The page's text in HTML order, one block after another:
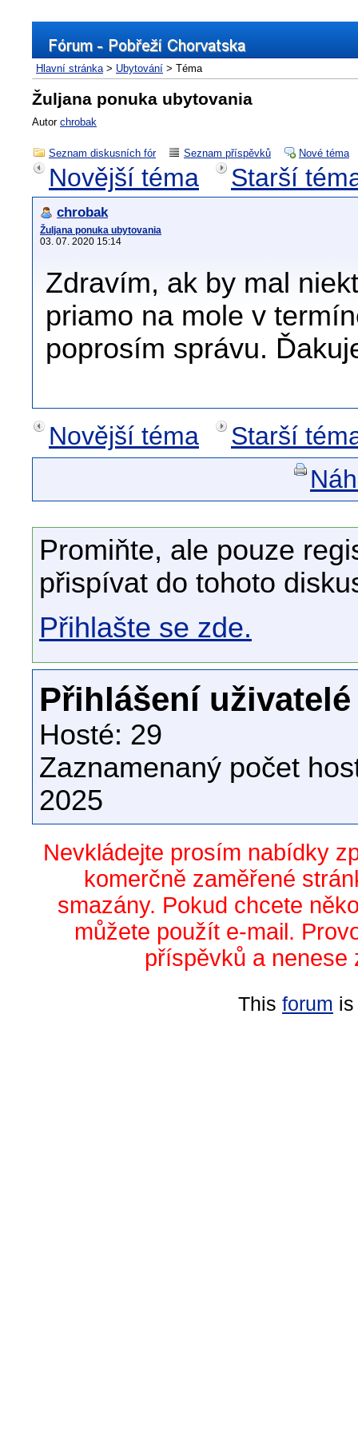
Hlavní stránka> Ubytování > Téma
Žuljana ponuka ubytovania
Autor chrobak
Seznam diskusních fór Seznam příspěvků Nové téma
Novější téma Starší
chrobak
Žuljana ponuka ubytovania
03. 07. 2020 15:14
Zdravím, ak by mal
priamo na mole v
poprosím správu.
Novější téma
Starší
Promiňte, ale pouze
přispívat do tohoto
Přihlašte se zde.
Přihlášení uživatelé
Hosté: 29
Zaznamenaný počet
2025
Nevkládejte prosím nabídky
komerčně zaměřené
smazány. Pokud chcete
můžete použít e-mail.
příspěvků a nenese
This forum